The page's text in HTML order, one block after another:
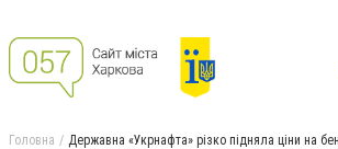
Головна Державна «Укрнафта» різко підняла ціни на